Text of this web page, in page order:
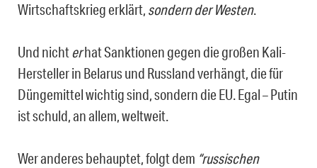
Wirtschaftskrieg erklärt, sondern der Westen.
Und nichterhat Sanktionen gegen die großen Kali-
Hersteller in Belarus und Russland verhängt, die für
Düngemittel wichtig sind, sondern die EU. Egal – Putin
ist schuld, an allem, weltweit.
Wer anderes behauptet, folgt dem “russischen